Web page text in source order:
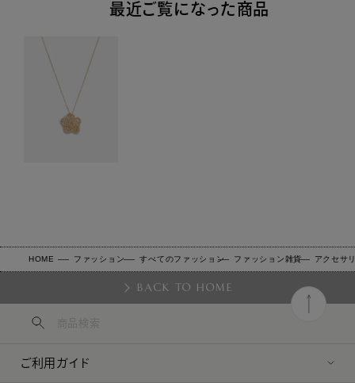
最近ご覧になった商品
HOME ファッション すべてのファッション ファッション雑貨 アクセサ
BACK TO HOME
ご利用ガイド